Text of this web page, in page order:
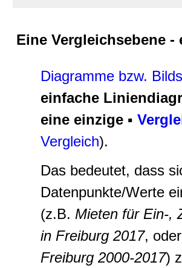
Eine Vergleichsebene
Diagramme bzw.
einfache
eine einzige ▪
Vergleich).
Das bedeutet, dass
Datenpunkte/Werte
(z.B. Mieten für Ein-,
in Freiburg 2017,
Freiburg 2000-2017)